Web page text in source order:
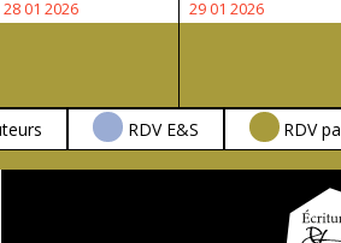
28 01 202628
29 01 202629
RDV E&S RDV